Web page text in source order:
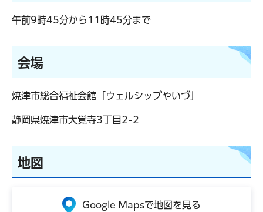
午前9時45分から11時45分まで
会場
焼津市総合福祉会館「ウェルシップやいづ」
静岡県焼津市大覚寺3丁目2-2
地図
Google Mapsで地図を見る